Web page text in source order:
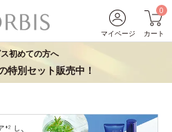
マイページ
0
カート
初めての方へ
特別セット販売中！